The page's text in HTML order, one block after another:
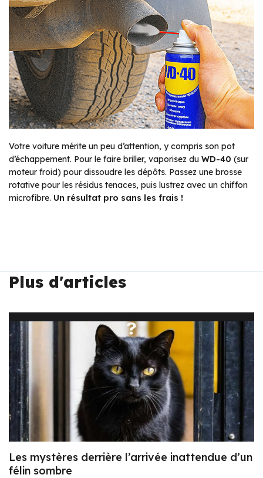
Votre voiture mérite un peu d’attention, y compris son pot
d’échappement. Pour le faire briller, vaporisez du WD-40 (sur
moteur froid) pour dissoudre les dépôts. Passez une brosse
rotative pour les résidus tenaces, puis lustrez avec un chiffon
microfibre. Un résultat pro sans les frais !
Plus d'articles
Les mystères derrière l’arrivée inattendue d’un
félin sombre